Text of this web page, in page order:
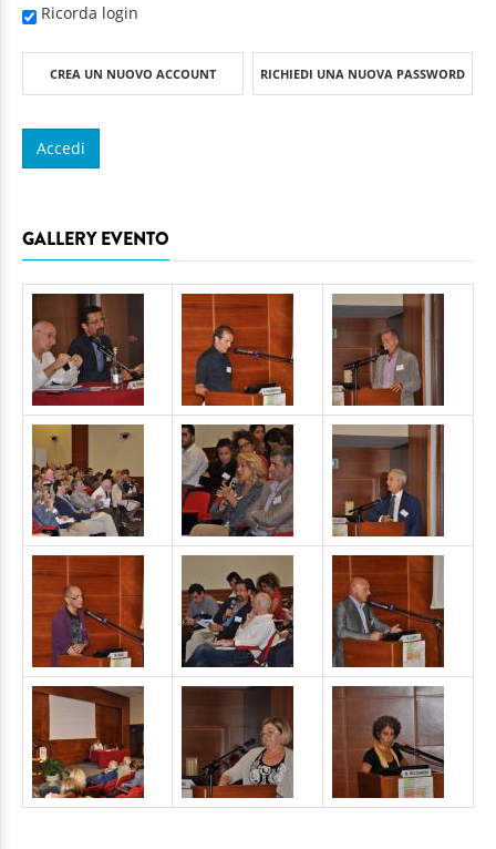
Ricorda login
CREA UN NUOVO ACCOUNT RICHIEDI UNA NUOVA PASSWORD
GALLERY EVENTO